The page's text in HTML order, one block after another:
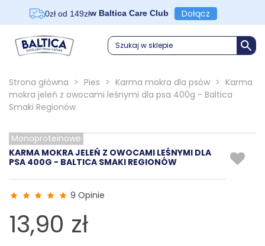
0zł od 149złw Baltica Care Club Dołącz
Szukaj w sklepie
Strona główna > Pies > Karma mokra dla psów > Karma
mokra jeleń z owocami leśnymi dla psa 400g - Baltica
Smaki Regionów
Monoproteinowe
KARMA MOKRA JELEŃ Z OWOCAMI LEŚNYMI DLA
PSA 400G - BALTICA SMAKI REGIONÓW
9 Opinie
13,90 zł